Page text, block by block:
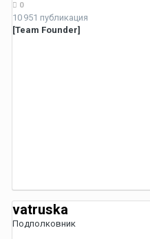
0
10 951 публикация
[Team Founder]
vatruska
Подполковник